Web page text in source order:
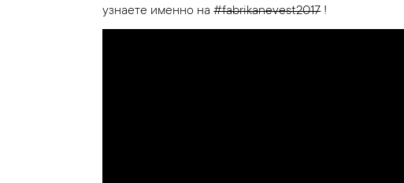
узнаете именно на#fabrikanevest2017!